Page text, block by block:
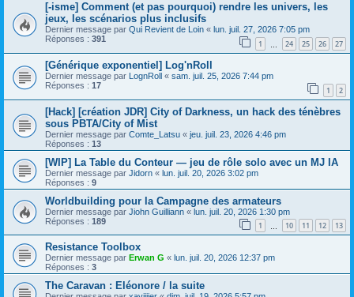
[-isme] Comment (et pas pourquoi) rendre les univers, les
jeux, les scénarios plus inclusifs
Dernier message par Qui Revient de Loin « lun. juil. 27, 2026 7:05 pm
Réponses : 391 1 24 25 26 27
[Générique exponentiel] Log'nRoll
Dernier message par LognRoll « sam. juil. 25, 2026 7:44 pm
Réponses : 17 1 2
[Hack] [création JDR] City of Darkness, un hack des ténèbres
sous PBTA/City of Mist
Dernier message par Comte_Latsu « jeu. juil. 23, 2026 4:46 pm
Réponses : 13
[WIP] La Table du Conteur — jeu de rôle solo avec un MJ IA
Dernier message par Jidorn « lun. juil. 20, 2026 3:02 pm
Réponses : 9
Worldbuilding pour la Campagne des armateurs
Dernier message par Jiohn Guilliann « lun. juil. 20, 2026 1:30 pm
Réponses : 189 1 10 11 12 13
Resistance Toolbox
Dernier message par Erwan G « lun. juil. 20, 2026 12:37 pm
Réponses : 3
The Caravan : Eléonore / la suite